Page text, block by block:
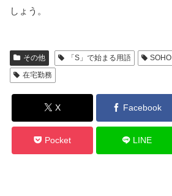
しょう。
その他 「S」で始まる用語 SOHO
在宅勤務
X Facebook
Pocket LINE